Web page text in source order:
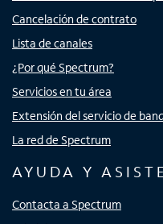
Cancelación de contrato
Lista de canales
¿Por qué Spectrum?
Servicios en tu área
Extensión del servicio de
La red de Spectrum
AYUDA Y
Contacta a Spectrum